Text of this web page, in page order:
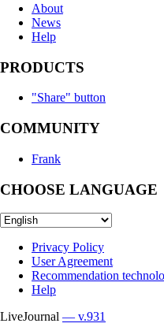
About
News
Help
PRODUCTS
"Share" button
COMMUNITY
Frank
CHOOSE LANGUAGE
Privacy Policy
User Agreement
Recommendation
Help
LiveJournal — v.931